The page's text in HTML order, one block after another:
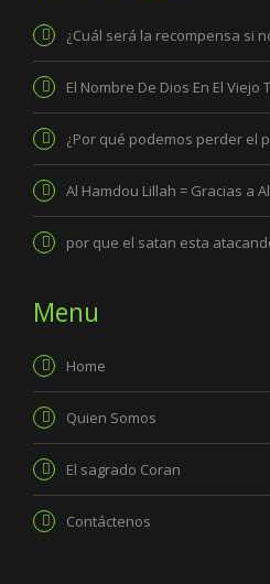
¿Cuál será la recompensa si
El Nombre De Dios En El Viejo
¿Por qué podemos perder el
Al Hamdou Lillah = Gracias a
por que el satan esta
Menu
Home
Quien Somos
El sagrado Coran
Contáctenos